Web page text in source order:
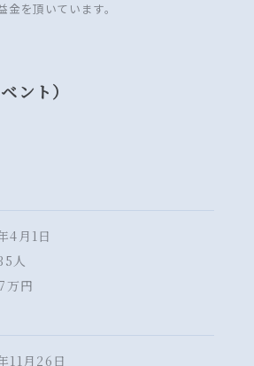
を頂いています。
ント）
4月1日
人
万円
11月26日